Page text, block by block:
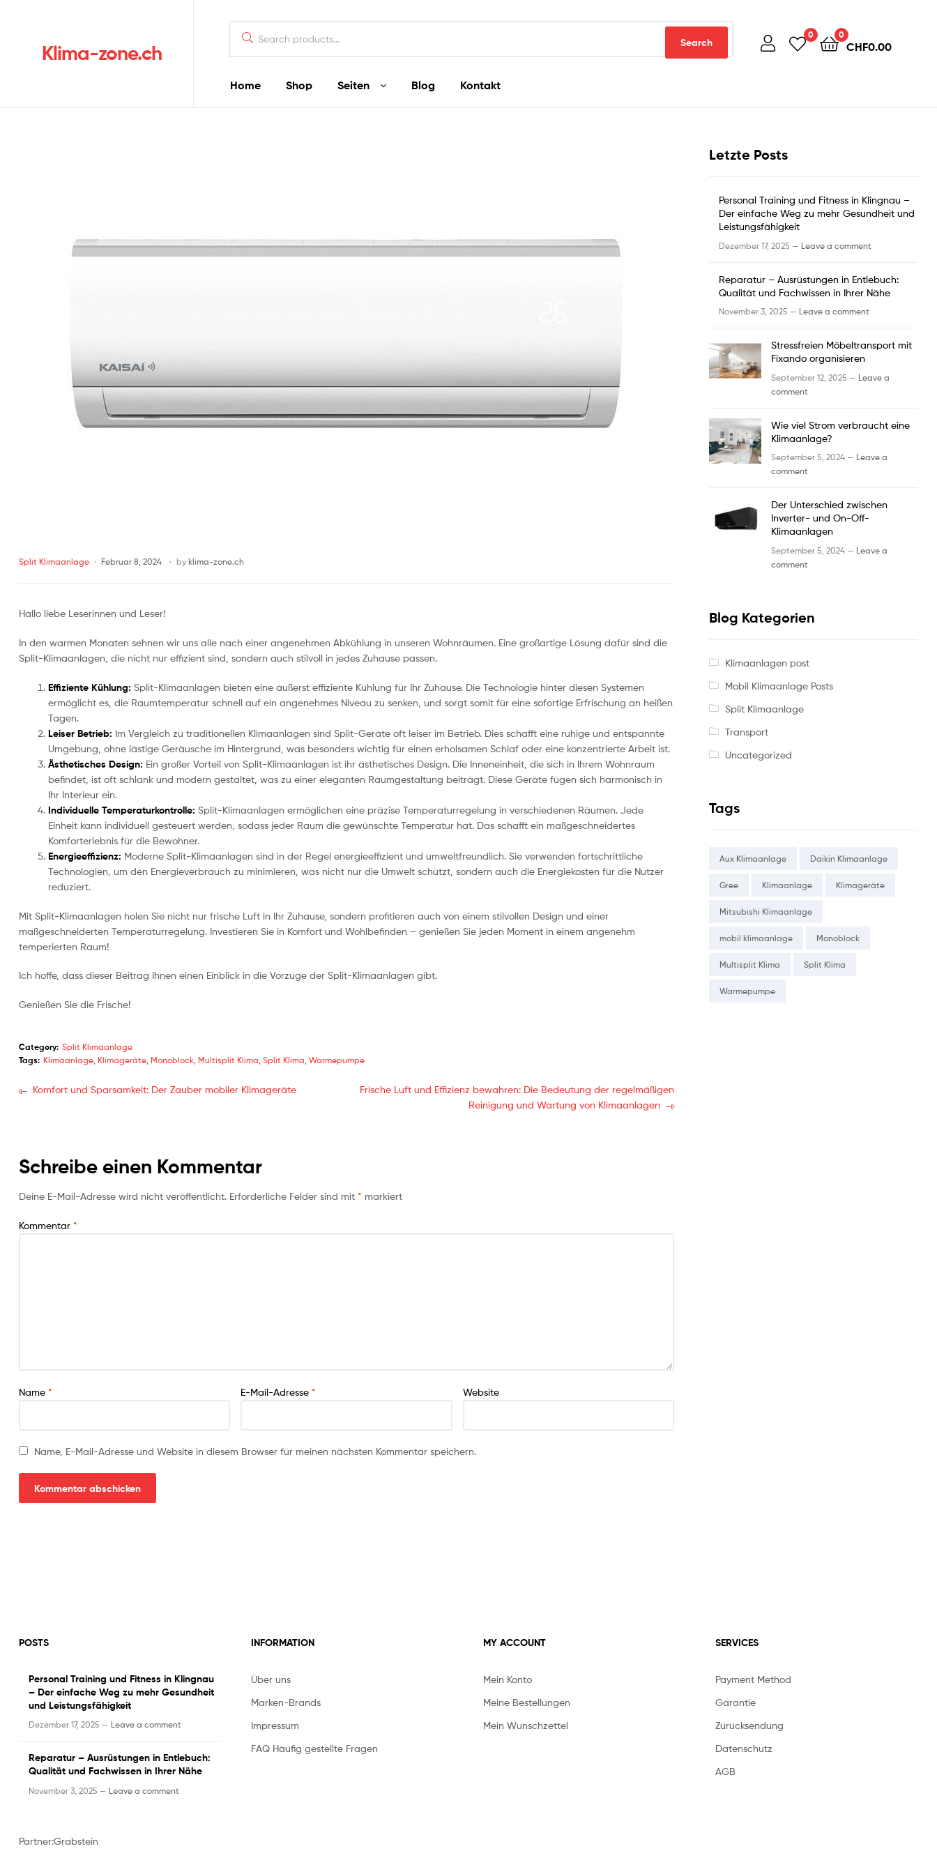
Klima-zone.ch Search
0 0
CHF0.00
Home Shop Seiten Blog Kontakt
Split Klimaanlage Februar 8, 2024 by klima-zone.ch
Hallo liebe Leserinnen und Leser!
In den warmen Monaten sehnen wir uns alle nach einer angenehmen Abkühlung in unseren Wohnräumen. Eine großartige Lösung dafür sind die
Split-Klimaanlagen, die nicht nur effizient sind, sondern auch stilvoll in jedes Zuhause passen.
Effiziente Kühlung: Split-Klimaanlagen bieten eine äußerst effiziente Kühlung für Ihr Zuhause. Die Technologie hinter diesen Systemen
ermöglicht es, die Raumtemperatur schnell auf ein angenehmes Niveau zu senken, und sorgt somit für eine sofortige Erfrischung an heißen
Tagen.
Leiser Betrieb: Im Vergleich zu traditionellen Klimaanlagen sind Split-Geräte oft leiser im Betrieb. Dies schafft eine ruhige und entspannte
Umgebung, ohne lästige Geräusche im Hintergrund, was besonders wichtig für einen erholsamen Schlaf oder eine konzentrierte Arbeit ist.
Ästhetisches Design: Ein großer Vorteil von Split-Klimaanlagen ist ihr ästhetisches Design. Die Inneneinheit, die sich in Ihrem Wohnraum
befindet, ist oft schlank und modern gestaltet, was zu einer eleganten Raumgestaltung beiträgt. Diese Geräte fügen sich harmonisch in
Ihr Interieur ein.
Individuelle Temperaturkontrolle: Split-Klimaanlagen ermöglichen eine präzise Temperaturregelung in verschiedenen Räumen. Jede
Einheit kann individuell gesteuert werden, sodass jeder Raum die gewünschte Temperatur hat. Das schafft ein maßgeschneidertes
Komforterlebnis für die Bewohner.
Energieeffizienz: Moderne Split-Klimaanlagen sind in der Regel energieeffizient und umweltfreundlich. Sie verwenden fortschrittliche
Technologien, um den Energieverbrauch zu minimieren, was nicht nur die Umwelt schützt, sondern auch die Energiekosten für die Nutzer
reduziert.
Mit Split-Klimaanlagen holen Sie nicht nur frische Luft in Ihr Zuhause, sondern profitieren auch von einem stilvollen Design und einer
maßgeschneiderten Temperaturregelung. Investieren Sie in Komfort und Wohlbefinden – genießen Sie jeden Moment in einem angenehm
temperierten Raum!
Ich hoffe, dass dieser Beitrag Ihnen einen Einblick in die Vorzüge der Split-Klimaanlagen gibt.
Genießen Sie die Frische!
Category: Split Klimaanlage
Tags: Klimaanlage Klimageräte Monoblock Multisplit Klima Split Klima Warmepumpe
Komfort und Sparsamkeit: Der Zauber mobiler Klimageräte
Frische Luft und Effizienz bewahren: Die Bedeutung der regelmäßigen
Reinigung und Wartung von Klimaanlagen
Schreibe einen Kommentar
Deine E-Mail-Adresse wird nicht veröffentlicht. Erforderliche Felder sind mit * markiert
Kommentar *
Name * E-Mail-Adresse* Website
Name, E-Mail-Adresse und Website in diesem Browser für meinen nächsten Kommentar speichern.
Letzte Posts
Personal Training und Fitness in Klingnau –
Der einfache Weg zu mehr Gesundheit und
Leistungsfähigkeit
Dezember 17, 2025 — Leave a comment
Reparatur – Ausrüstungen in Entlebuch:
Qualität und Fachwissen in Ihrer Nähe
November 3, 2025 — Leave a comment
Stressfreien Möbeltransport mit
Fixando organisieren
September 12, 2025 — Leave a
comment
Wie viel Strom verbraucht eine
Klimaanlage?
September 5, 2024 — Leave a
comment
Der Unterschied zwischen
Inverter- und On-Off-
Klimaanlagen
September 5, 2024 — Leave a
comment
Blog Kategorien
Klimaanlagen post
Mobil Klimaanlage Posts
Split Klimaanlage
Transport
Uncategorized
Tags
Aux Klimaanlage Daikin Klimaanlage
Gree Klimaanlage Klimageräte
Mitsubishi Klimaanlage
mobil klimaanlage Monoblock
Multisplit Klima Split Klima
Warmepumpe
POSTS
Personal Training und Fitness in Klingnau
– Der einfache Weg zu mehr Gesundheit
und Leistungsfähigkeit
Dezember 17, 2025 — Leave a comment
Reparatur – Ausrüstungen in Entlebuch:
Qualität und Fachwissen in Ihrer Nähe
November 3, 2025 — Leave a comment
Partner:Grabstein
INFORMATION
Über uns
Marken-Brands
Impressum
FAQ Häufig gestellte Fragen
MY ACCOUNT
Mein Konto
Meine Bestellungen
Mein Wunschzettel
SERVICES
Payment Method
Garantie
Zürücksendung
Datenschutz
AGB